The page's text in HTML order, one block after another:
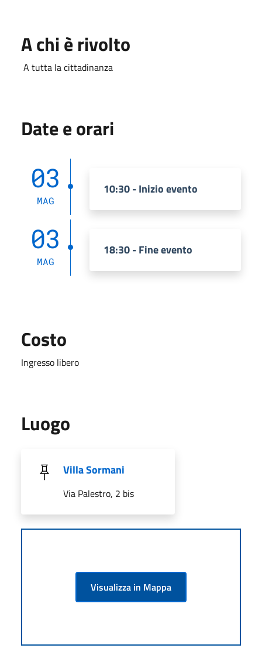
A chi è rivolto
A tutta la cittadinanza
Date e orari
03
MAG
10:30 - Inizio evento
03
MAG
18:30 - Fine evento
Costo
Ingresso libero
Luogo
Villa Sormani
Via Palestro, 2 bis
Visualizza in Mappa